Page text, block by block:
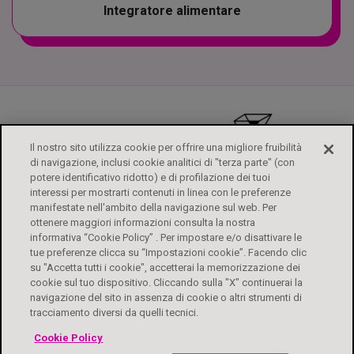
Integratore alimentare
ALFASIGMA FOGLI ILLUSTRATIVI CONTATTI
PRIVACY POLICY
DIRITTI DEGLI INTERESSATI
COOKIE POLICY ACCESSIBILITÀ
Biochetasi Granulato Effervescente è un medicinale. Leggere attentamente il
foglio illustrativo. Aut. Min. 04/07/2023 e Aut. Min 22/11/2024. Biochetasi
Il nostro sito utilizza cookie per offrire una migliore fruibilità
di navigazione, inclusi cookie analitici di "terza parte" (con
potere identificativo ridotto) e di profilazione dei tuoi
interessi per mostrarti contenuti in linea con le preferenze
manifestate nell'ambito della navigazione sul web. Per
ottenere maggiori informazioni consulta la nostra
informativa “Cookie Policy” . Per impostare e/o disattivare le
tue preferenze clicca su “Impostazioni cookie”. Facendo clic
su "Accetta tutti i cookie", accetterai la memorizzazione dei
cookie sul tuo dispositivo. Cliccando sulla "X" continuerai la
navigazione del sito in assenza di cookie o altri strumenti di
tracciamento diversi da quelli tecnici.
Cookie Policy